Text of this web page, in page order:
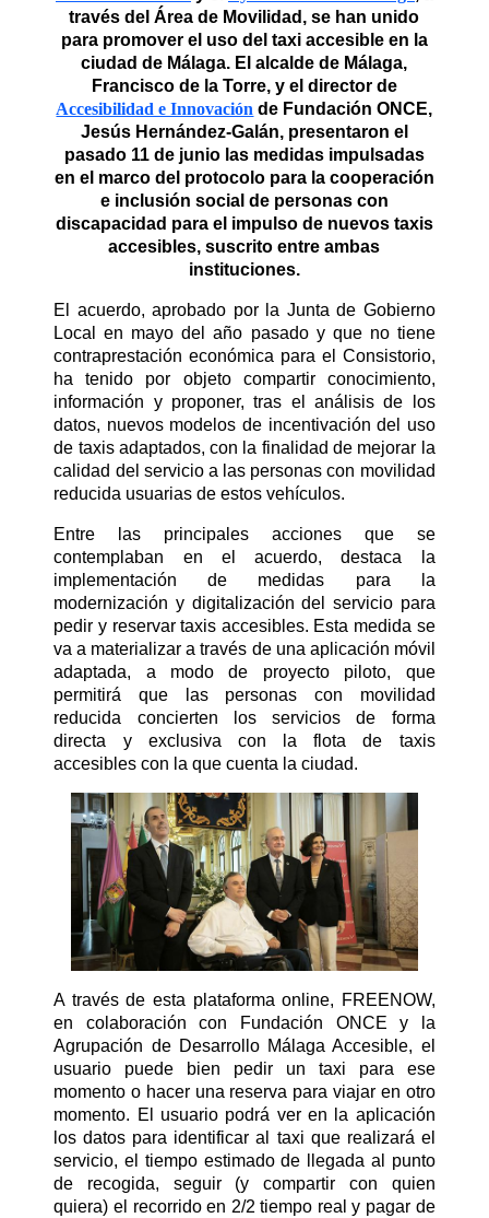
través del Área de Movilidad, se han unido
para promover el uso del taxi accesible en la
ciudad de Málaga. El alcalde de Málaga,
Francisco de la Torre, y el director de
Accesibilidad e Innovación de Fundación ONCE,
Jesús Hernández-Galán, presentaron el
pasado 11 de junio las medidas impulsadas
en el marco del protocolo para la cooperación
e inclusión social de personas con
discapacidad para el impulso de nuevos taxis
accesibles, suscrito entre ambas
instituciones.
El acuerdo, aprobado por la Junta de Gobierno
Local en mayo del año pasado y que no tiene
contraprestación económica para el Consistorio,
ha tenido por objeto compartir conocimiento,
información y proponer, tras el análisis de los
datos, nuevos modelos de incentivación del uso
de taxis adaptados, con la finalidad de mejorar la
calidad del servicio a las personas con movilidad
reducida usuarias de estos vehículos.
Entre las principales acciones que se
contemplaban en el acuerdo, destaca la
implementación de medidas para la
modernización y digitalización del servicio para
pedir y reservar taxis accesibles. Esta medida se
va a materializar a través de una aplicación móvil
adaptada, a modo de proyecto piloto, que
permitirá que las personas con movilidad
reducida concierten los servicios de forma
directa y exclusiva con la flota de taxis
accesibles con la que cuenta la ciudad.
A través de esta plataforma online, FREENOW,
en colaboración con Fundación ONCE y la
Agrupación de Desarrollo Málaga Accesible, el
usuario puede bien pedir un taxi para ese
momento o hacer una reserva para viajar en otro
momento. El usuario podrá ver en la aplicación
los datos para identificar al taxi que realizará el
servicio, el tiempo estimado de llegada al punto
de recogida, seguir (y compartir con quien
quiera) el recorrido en 2/2tiempo real y pagar de